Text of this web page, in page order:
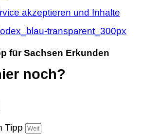
akzeptieren und Inhalte
für Sachsen Erkunden
noch?
Tipp